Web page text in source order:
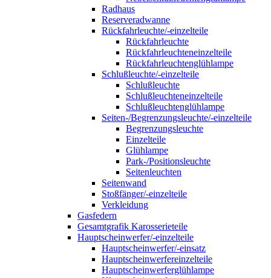
Radhaus
Reserveradwanne
Rückfahrleuchte/-einzelteile
Rückfahrleuchte
Rückfahrleuchteneinzelteile
Rückfahrleuchtenglühlampe
Schlußleuchte/-einzelteile
Schlußleuchte
Schlußleuchteneinzelteile
Schlußleuchtenglühlampe
Seiten-/Begrenzungsleuchte/-einzelteile
Begrenzungsleuchte
Einzelteile
Glühlampe
Park-/Positionsleuchte
Seitenleuchten
Seitenwand
Stoßfänger/-einzelteile
Verkleidung
Gasfedern
Gesamtgrafik Karosserieteile
Hauptscheinwerfer/-einzelteile
Hauptscheinwerfer/-einsatz
Hauptscheinwerfereinzelteile
Hauptscheinwerferglühlampe